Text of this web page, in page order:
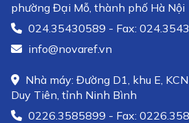
phường Đại Mỗ, thành phố Hà Nội
024.35430589 - Fax:
info@novaref.vn
Nhà máy: Đường D1, khu E,
Duy Tiên, tỉnh Ninh Bình
0226.3585899 - Fax: